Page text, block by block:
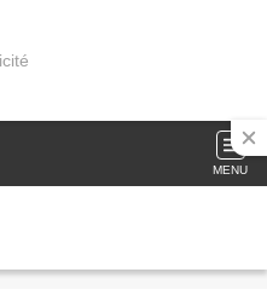
MENU